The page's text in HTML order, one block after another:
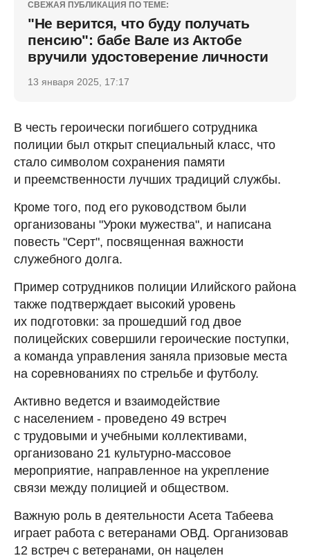
СВЕЖАЯ ПУБЛИКАЦИЯ ПО ТЕМЕ:
"Не верится, что буду получать
пенсию": бабе Вале из Актобе
вручили удостоверение личности
13 января 2025, 17:17
В честь героически погибшего сотрудника
полиции был открыт специальный класс, что
стало символом сохранения памяти
и преемственности лучших традиций службы.
Кроме того, под его руководством были
организованы "Уроки мужества", и написана
повесть "Серт", посвященная важности
служебного долга.
Пример сотрудников полиции Илийского района
также подтверждает высокий уровень
их подготовки: за прошедший год двое
полицейских совершили героические поступки,
а команда управления заняла призовые места
на соревнованиях по стрельбе и футболу.
Активно ведется и взаимодействие
с населением - проведено 49 встреч
с трудовыми и учебными коллективами,
организовано 21 культурно-массовое
мероприятие, направленное на укрепление
связи между полицией и обществом.
Важную роль в деятельности Асета Табеева
играет работа с ветеранами ОВД. Организовав
12 встреч с ветеранами, он нацелен